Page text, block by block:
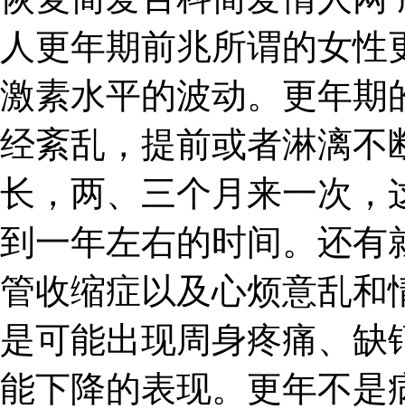
人更年期前兆所谓的女
激素水平的波动。更年期
经紊乱，提前或者淋漓不
长，两、三个月来一次，
到一年左右的时间。还有
管收缩症以及心烦意乱和
是可能出现周身疼痛、
能下降的表现。更年不是